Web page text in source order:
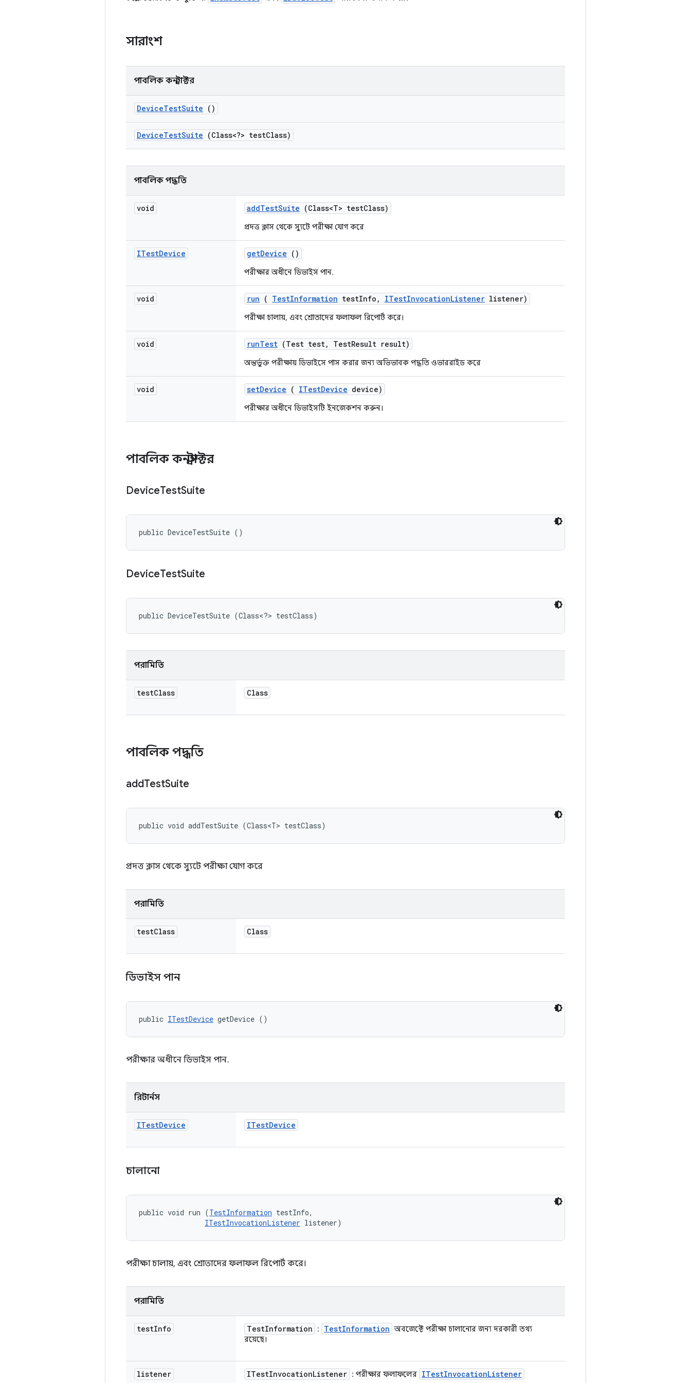
সারাংশ
পাবলিক কনস্ট্রাক্টর
DeviceTestSuite ()
DeviceTestSuite (Class<?> testClass)
পাবলিক পদ্ধতি
void addTestSuite (Class<T> testClass)
প্রদত্ত ক্লাস থেকে স্যুটে পরীক্ষা যোগ করে
ITestDevice getDevice ()
পরীক্ষার অধীনে ডিভাইস পান.
void run ( TestInformation testInfo , ITestInvocationListener listener)
পরীক্ষা চালায়, এবং শ্রোতাদের ফলাফল রিপোর্ট করে।
void runTest (Test test, TestResult result)
অন্তর্ভুক্ত পরীক্ষায় ডিভাইসে পাস করার জন্য অভিভাবক পদ্ধতি ওভাররাইড করে
void setDevice ( ITestDevice device)
পরীক্ষার অধীনে ডিভাইসটি ইনজেকশন করুন।
পাবলিক কনস্ট্রাক্টর
DeviceTestSuite
public DeviceTestSuite ()
DeviceTestSuite
public DeviceTestSuite (Class<?> testClass)
পরামিতি
testClass Class
পাবলিক পদ্ধতি
addTestSuite
public void addTestSuite (Class<T> testClass)
প্রদত্ত ক্লাস থেকে স্যুটে পরীক্ষা যোগ করে
পরামিতি
testClass Class
ডিভাইস পান
public ITestDevice getDevice ()
পরীক্ষার অধীনে ডিভাইস পান.
রিটার্নস
ITestDevice ITestDevice
চালানো
public void run (TestInformation testInfo,
ITestInvocationListener listener)
পরীক্ষা চালায়, এবং শ্রোতাদের ফলাফল রিপোর্ট করে।
পরামিতি
testInfo TestInformation : TestInformation অবজেক্টে পরীক্ষা চালানোর জন্য দরকারী তথ্য
রয়েছে।
listener ITestInvocationListener : পরীক্ষার ফলাফলের ITestInvocationListener